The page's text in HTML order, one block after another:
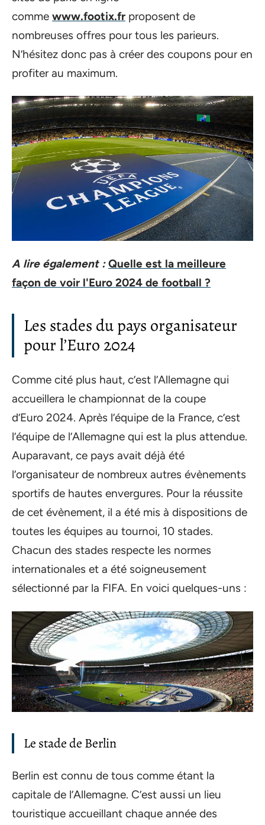
comme www.footix.fr proposent de
nombreuses offres pour tous les parieurs.
N’hésitez donc pas à créer des coupons pour en
profiter au maximum.
A lire également : Quelle est la meilleure
façon de voir l'Euro 2024 de football ?
Les stades du pays organisateur
pour l’Euro 2024
Comme cité plus haut, c’est l’Allemagne qui
accueillera le championnat de la coupe
d’Euro 2024. Après l’équipe de la France, c’est
l’équipe de l’Allemagne qui est la plus attendue.
Auparavant, ce pays avait déjà été
l’organisateur de nombreux autres évènements
sportifs de hautes envergures. Pour la réussite
de cet évènement, il a été mis à dispositions de
toutes les équipes au tournoi, 10 stades.
Chacun des stades respecte les normes
internationales et a été soigneusement
sélectionné par la FIFA. En voici quelques-uns :
Le stade de Berlin
Berlin est connu de tous comme étant la
capitale de l’Allemagne. C’est aussi un lieu
touristique accueillant chaque année des